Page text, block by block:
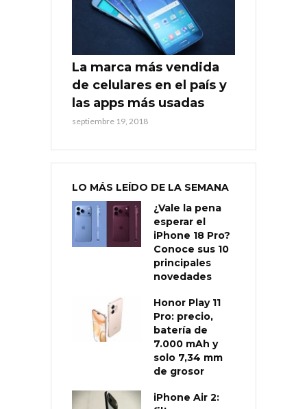
La marca más vendida
de celulares en el país y
las apps más usadas
septiembre 19, 2018
LO MÁS LEÍDO DE LA SEMANA
¿Vale la pena
esperar el
iPhone 18 Pro?
Conoce sus 10
principales
novedades
Honor Play 11
Pro: precio,
batería de
7.000 mAh y
solo 7,34 mm
de grosor
iPhone Air 2: